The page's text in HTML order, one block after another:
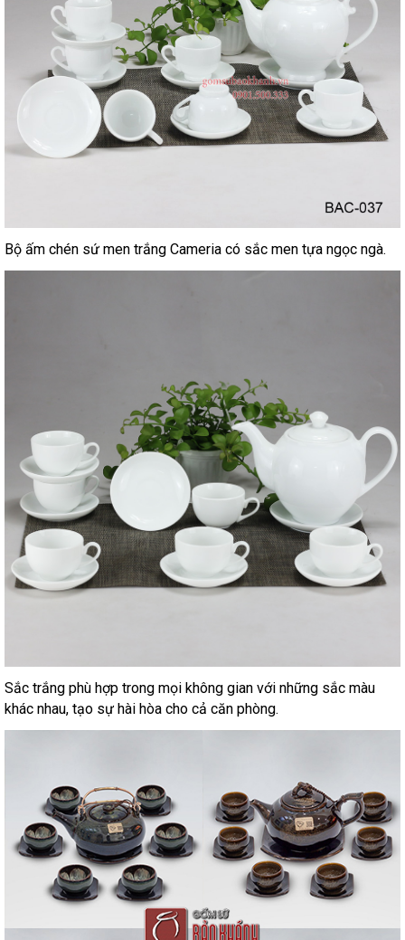
Bộ ấm chén sứ men trắng Cameria có sắc men tựa ngọc ngà.
Sắc trắng phù hợp trong mọi không gian với những sắc màu
khác nhau, tạo sự hài hòa cho cả căn phòng.